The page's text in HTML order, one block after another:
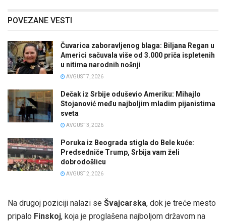
POVEZANE VESTI
Čuvarica zaboravljenog blaga: Biljana Regan u
Americi sačuvala više od 3.000 priča ispletenih
u nitima narodnih nošnji
AVGUST 7, 2026
Dečak iz Srbije oduševio Ameriku: Mihajlo
Stojanović među najboljim mladim pijanistima
sveta
AVGUST 3, 2026
Poruka iz Beograda stigla do Bele kuće:
Predsedniče Trump, Srbija vam želi
dobrodošlicu
AVGUST 2, 2026
Na drugoj poziciji nalazi se Švajcarska, dok je treće mesto
pripalo Finskoj, koja je proglašena najboljom državom na